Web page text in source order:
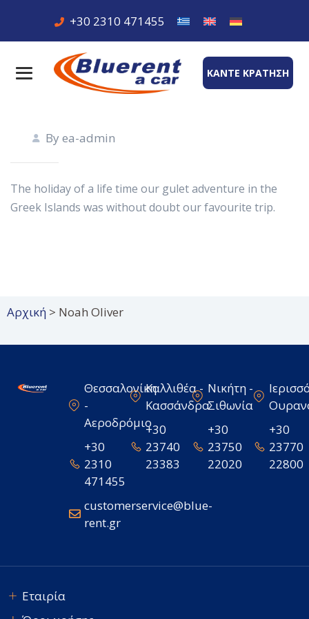
15
By ea-admin
The holiday of a life time our gulet adventure in the
Greek Islands was without doubt our favourite trip.
Αρχική > Noah Oliver
Θεσσαλονίκη
-
Αεροδρόμιο
+30
2310
471455
customerservice@blue-
rent.gr
Καλλιθέα -
Κασσάνδρα
+30
23740
23383
Νικήτη -
Σιθωνία
+30
23750
22020
+30
23770
22800
Εταιρία
+30 2310 471455
ΚΑΝΤΕ ΚΡΑΤΗΣΗ